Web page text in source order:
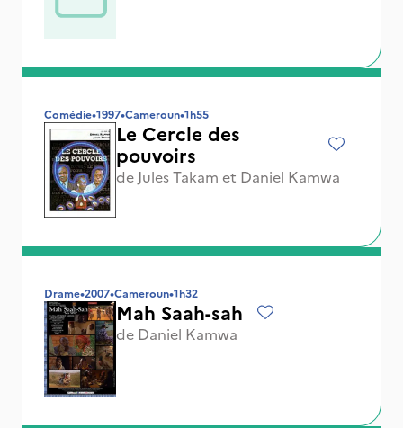
Comédie•1997•Cameroun•1h55
Le Cercle des
pouvoirs
de Jules Takam et Daniel Kamwa
Drame•2007•Cameroun•1h32
Mah Saah-sah
de Daniel Kamwa